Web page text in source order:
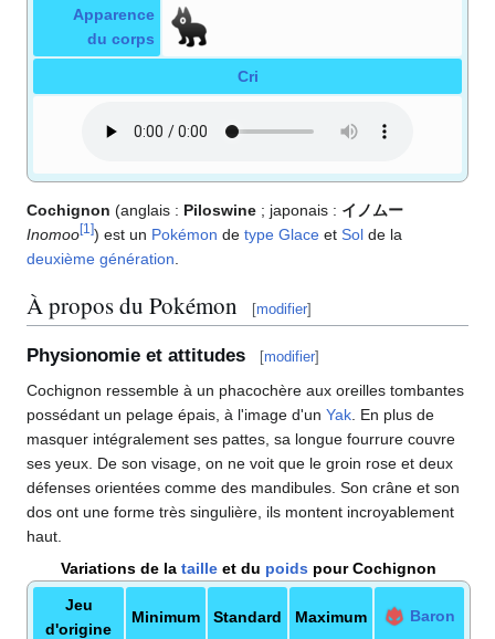
Apparence
du corps
Cri
Cochignon (anglais : Piloswine ; japonais : イノムー
Inomoo[1 ]) est un Pokémon de type Glace et Sol de la
deuxième génération
À propos du Pokémon [modifier]
Physionomie et attitudes [modifier]
Cochignon ressemble à un phacochère aux oreilles tombantes
possédant un pelage épais, à l'image d'un Yak . En plus de
masquer intégralement ses pattes, sa longue fourrure couvre
ses yeux. De son visage, on ne voit que le groin rose et deux
défenses orientées comme des mandibules. Son crâne et son
dos ont une forme très singulière, ils montent incroyablement
haut.
Variations de la taille et du poids pour Cochignon
Jeu
d'origine
Minimum Standard Maximum Baron